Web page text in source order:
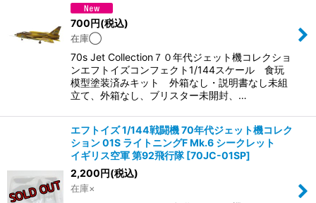
700円(税込)
在庫◯
70s Jet Collection７０年代ジェット機コレクショ
ンエフトイズコンフェクト1/144スケール 食玩
模型塗装済みキット 外箱なし・説明書なし未組
立て、外箱なし、ブリスター未開封、…
エフトイズ 1/144戦闘機 70年代ジェット機コレク
ション 01S ライトニングF Mk.6 シークレット
イギリス空軍 第92飛行隊 [70JC-01SP]
2,200円(税込)
在庫×